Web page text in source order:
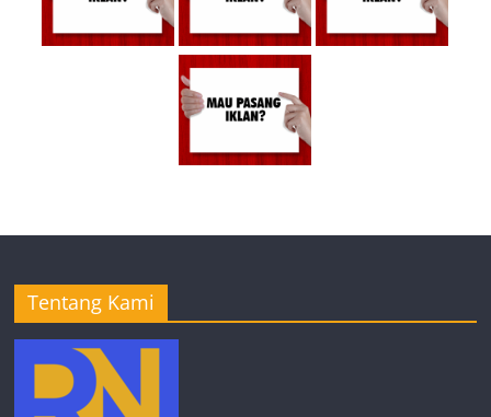
Tentang Kami